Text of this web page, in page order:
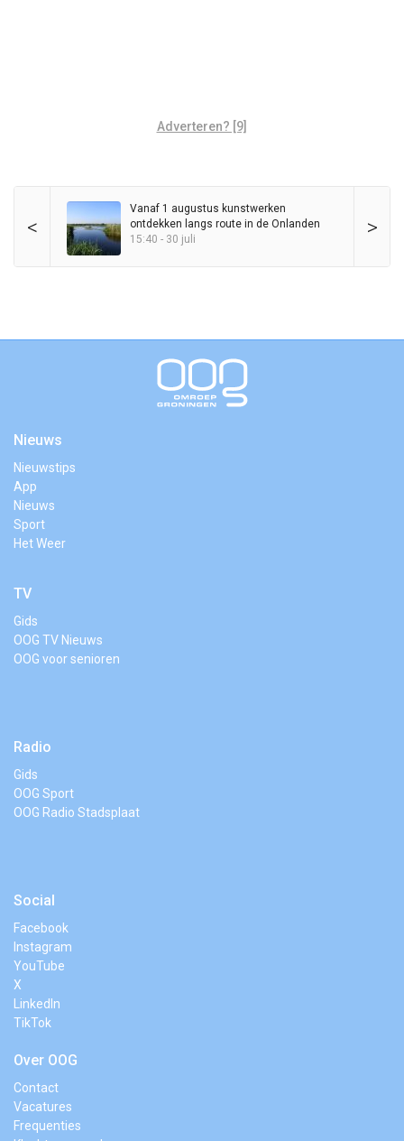
Adverteren? [9]
< >
Vanaf 1 augustus kunstwerken
ontdekken langs route in de Onlanden
15:40 - 30 juli
Nieuws
Nieuwstips
App
Nieuws
Sport
Het Weer
TV
Gids
OOG TV Nieuws
OOG voor senioren
Radio
Gids
OOG Sport
OOG Radio Stadsplaat
Social
Facebook
Instagram
YouTube
X
LinkedIn
TikTok
Over OOG
Contact
Vacatures
Frequenties